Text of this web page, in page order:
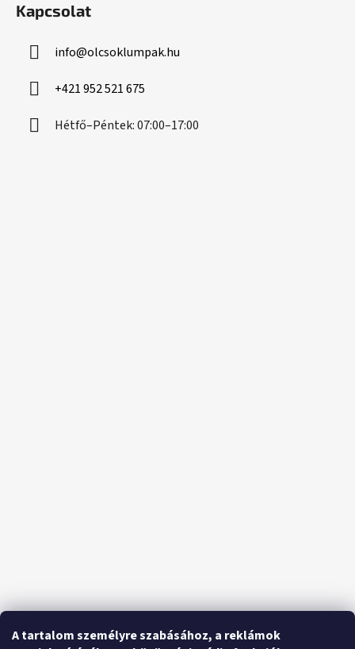
A tartalom személyre szabásához, a reklámok
Kapcsolat
info@olcsoklumpak.hu
+421 952 521 675
Hétfő–Péntek: 07:00–17:00